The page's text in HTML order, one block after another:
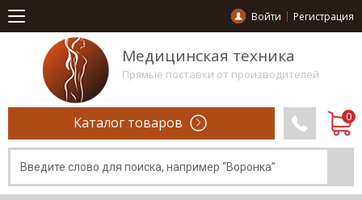
Войти Регистрация
Медицинская техника
Прямые поставки от производителей
Каталог товаров